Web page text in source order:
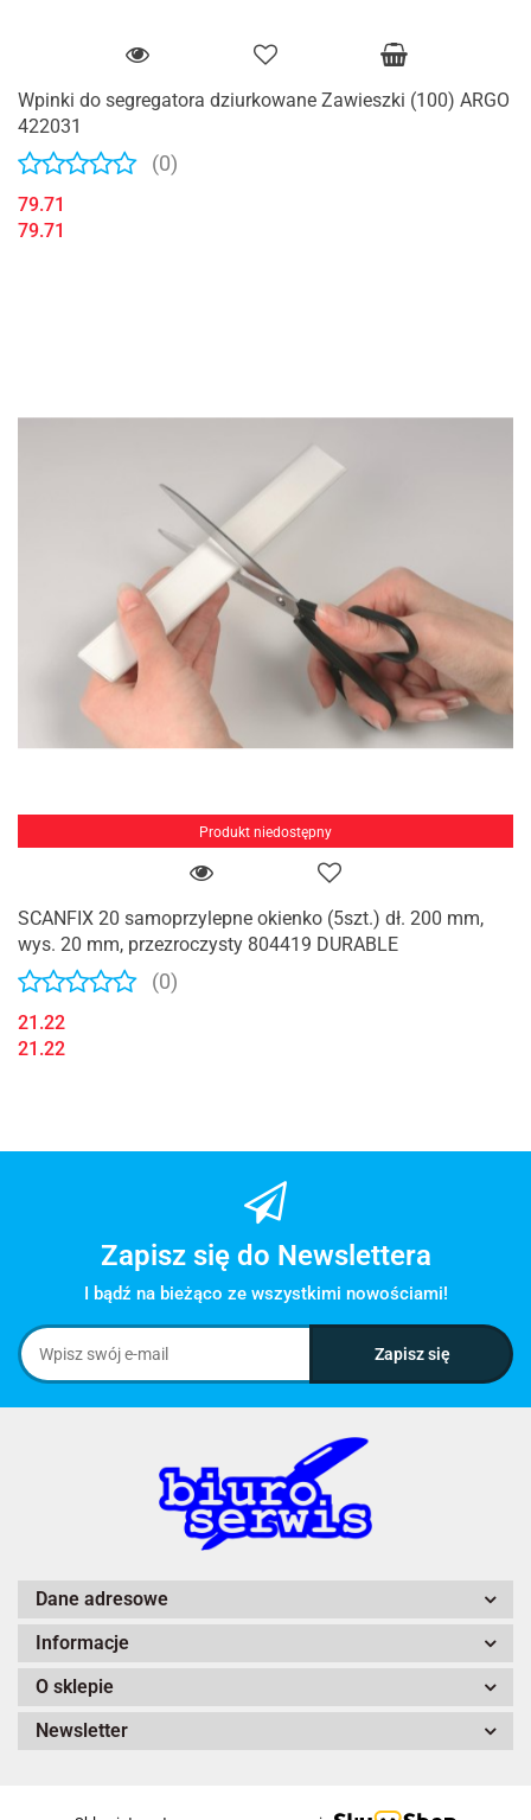
Wpinki do segregatora dziurkowane Zawieszki (100) ARGO
422031
(0)
79.71
79.71
Produkt niedostępny
SCANFIX 20 samoprzylepne okienko (5szt.) dł. 200 mm,
wys. 20 mm, przezroczysty 804419 DURABLE
(0)
21.22
21.22
Zapisz się do Newslettera
I bądź na bieżąco ze wszystkimi nowościami!
Dane adresowe
Informacje
O sklepie
Newsletter